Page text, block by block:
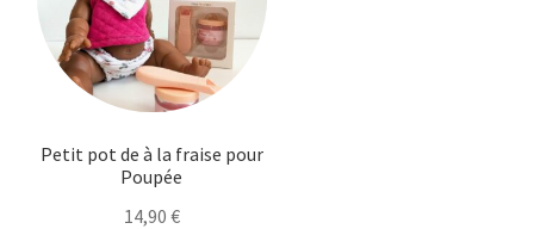
Petit pot de à la fraise pour
Poupée
14,90 €